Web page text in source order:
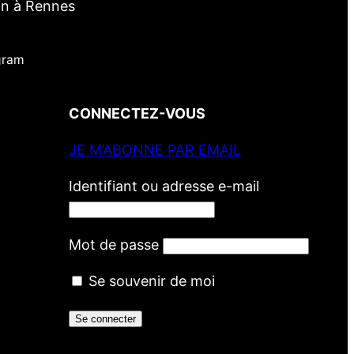
à Rennes
CONNECTEZ-VOUS
JE M’ABONNE PAR EMAIL
Identifiant ou adresse e-mail
Mot de passe
Se souvenir de moi